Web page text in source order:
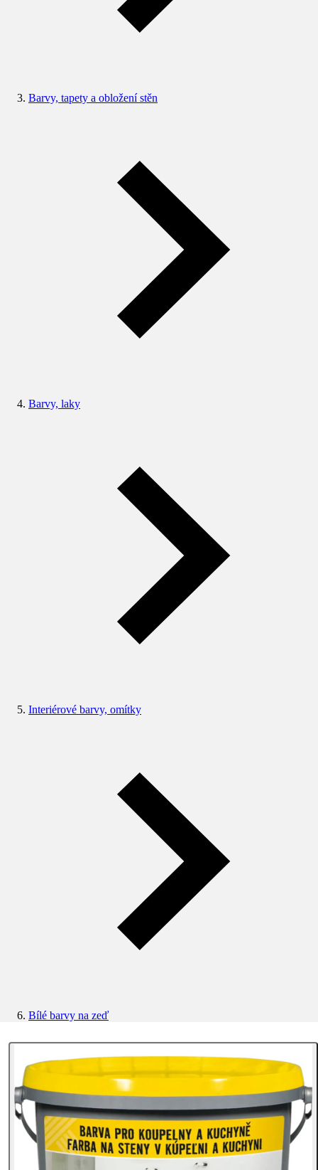
Barvy, tapety a obložení stěn
Barvy, laky
Interiérové barvy, omítky
Bílé barvy na zeď